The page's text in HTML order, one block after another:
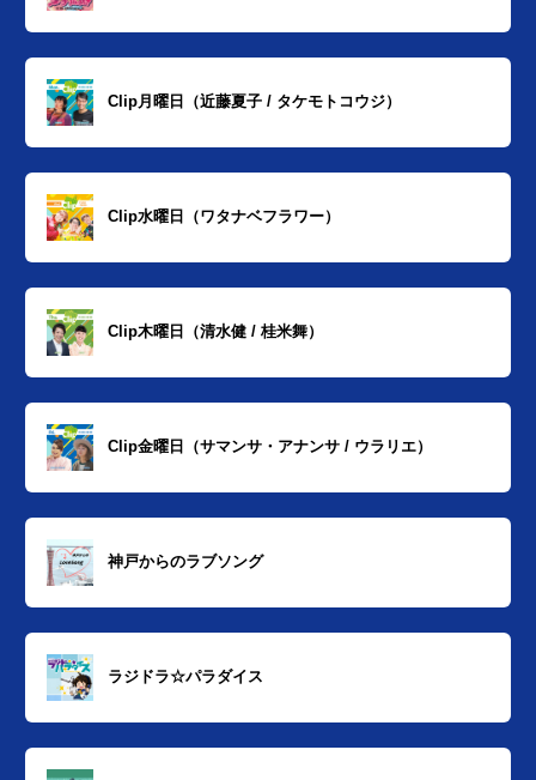
Clip月曜日（近藤夏子 / タケモトコウジ）
Clip水曜日（ワタナベフラワー）
Clip木曜日（清水健 / 桂米舞）
Clip金曜日（サマンサ・アナンサ / ウラリエ）
神戸からのラブソング
ラジドラ☆パラダイス